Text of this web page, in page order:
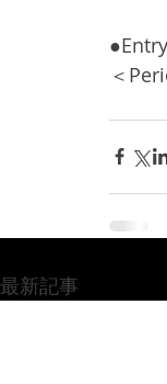
＜
最新記事